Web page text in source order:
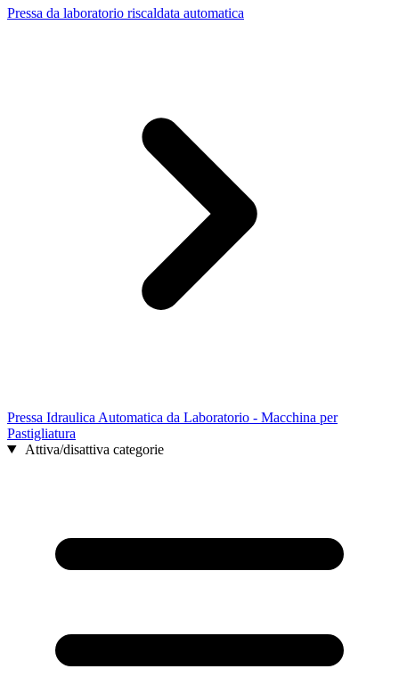
Pressa da laboratorio riscaldata automatica
Pressa Idraulica Automatica da Laboratorio - Macchina per
Pastigliatura
Attiva/disattiva categorie